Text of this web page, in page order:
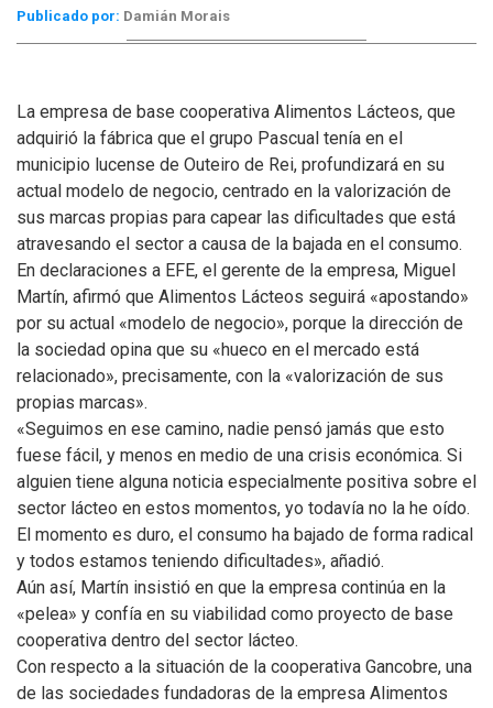
Publicado por: Damián Morais
La empresa de base cooperativa Alimentos Lácteos, que
adquirió la fábrica que el grupo Pascual tenía en el
municipio lucense de Outeiro de Rei, profundizará en su
actual modelo de negocio, centrado en la valorización de
sus marcas propias para capear las dificultades que está
atravesando el sector a causa de la bajada en el consumo.
En declaraciones a EFE, el gerente de la empresa, Miguel
Martín, afirmó que Alimentos Lácteos seguirá «apostando»
por su actual «modelo de negocio», porque la dirección de
la sociedad opina que su «hueco en el mercado está
relacionado», precisamente, con la «valorización de sus
propias marcas».
«Seguimos en ese camino, nadie pensó jamás que esto
fuese fácil, y menos en medio de una crisis económica. Si
alguien tiene alguna noticia especialmente positiva sobre el
sector lácteo en estos momentos, yo todavía no la he oído.
El momento es duro, el consumo ha bajado de forma radical
y todos estamos teniendo dificultades», añadió.
Aún así, Martín insistió en que la empresa continúa en la
«pelea» y confía en su viabilidad como proyecto de base
cooperativa dentro del sector lácteo.
Con respecto a la situación de la cooperativa Gancobre, una
de las sociedades fundadoras de la empresa Alimentos